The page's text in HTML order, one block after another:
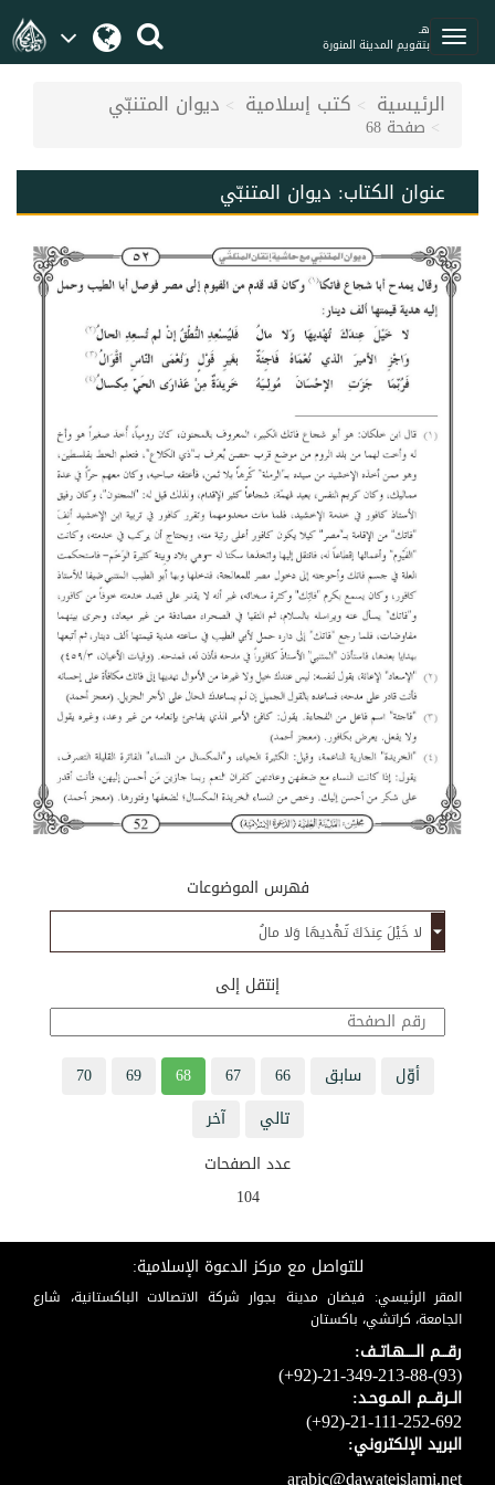
هـ
بتقويم المدينة المنورة
الرئيسية كتب إسلامية ديوان المتنبّي
صفحة 68
عنوان الكتاب: ديوان المتنبّي
فهرس الموضوعات
إنتقل إلى
أوّل سابق 66
67
68
69
70
تالي
آخر
عدد الصفحات
104
للتواصل مع مركز الدعوة الإسلامية:
المقر الرئيسي: فيضان مدينة بجوار شركة الاتصالات الباكستانية، شارع
الجامعة، كراتشي، باكستان
رقـــم الـــــهـاتــف:
(+92)-21-349-213-88-(93)
الــرقـــم الـمــوحـد:
(+92)-21-111-252-692
البريد الإلكتروني: